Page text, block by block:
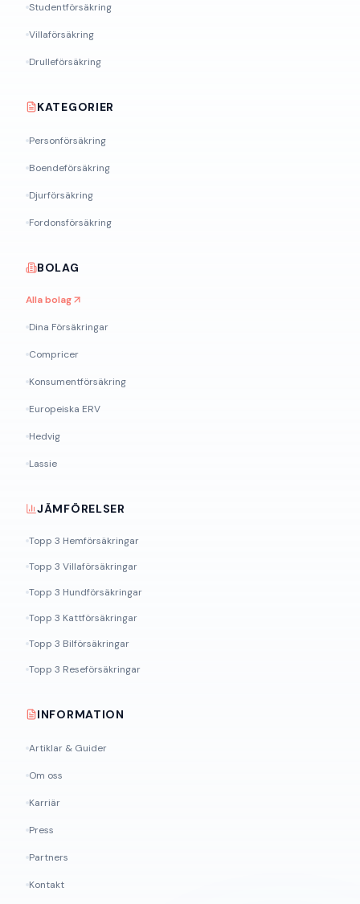
Studentförsäkring
Villaförsäkring
Drulleförsäkring
KATEGORIER
Personförsäkring
Boendeförsäkring
Djurförsäkring
Fordonsförsäkring
BOLAG
Alla bolag
Dina Försäkringar
Compricer
Konsumentförsäkring
Europeiska ERV
Hedvig
Lassie
JÄMFÖRELSER
Topp 3 Hemförsäkringar
Topp 3 Villaförsäkringar
Topp 3 Hundförsäkringar
Topp 3 Kattförsäkringar
Topp 3 Bilförsäkringar
Topp 3 Reseförsäkringar
INFORMATION
Artiklar & Guider
Om oss
Karriär
Press
Partners
Kontakt